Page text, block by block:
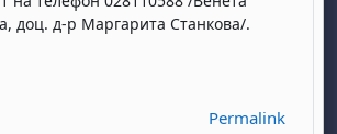
доц. д-р Маргарита Станкова/.
Permalink